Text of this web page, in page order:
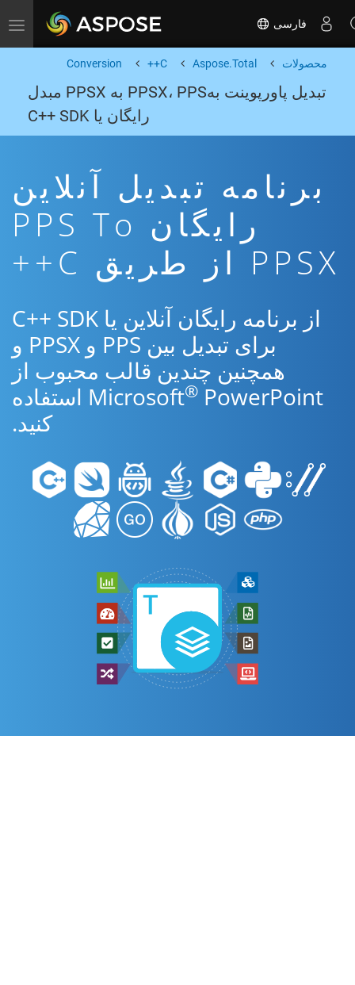
Toggle navigation فارسی
محصولات Aspose.Total
C++
Conversion
تبدیل پاورپوینت بهPPSX، PPS به PPSX مبدل
رایگان یا C++ SDK
برنامه تبدیل آنلاین
رایگان PPS To
PPSX از طریق C++
از برنامه رایگان آنلاین یا C++ SDK
برای تبدیل بین PPS و PPSX و
همچنین چندین قالب محبوب از
Microsoft®
PowerPoint استفاده
کنید.